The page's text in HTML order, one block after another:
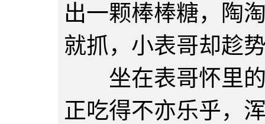
出一颗棒棒糖，陶
就抓，小表哥却趁
坐在表哥怀里的
正吃得不亦乐乎，